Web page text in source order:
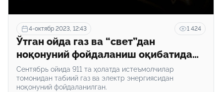
4-октябр 2023, 12:43 1 424
Ўтган ойда газ ва “свет”дан
ноқонуний фойдаланиш оқибатида
тизимга 111 млрд сўмдан ортиқ зарар
етказилди
Сентябрь ойида 911 та ҳолатда истеъмолчилар
томонидан табиий газ ва электр энергиясидан
ноқонуний фойдаланилган.